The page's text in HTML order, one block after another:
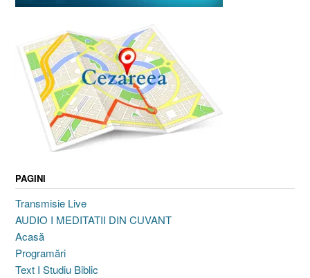
PAGINI
Transmisie Live
AUDIO I MEDITATII DIN CUVANT
Acasă
Programări
Text I Studiu Biblic